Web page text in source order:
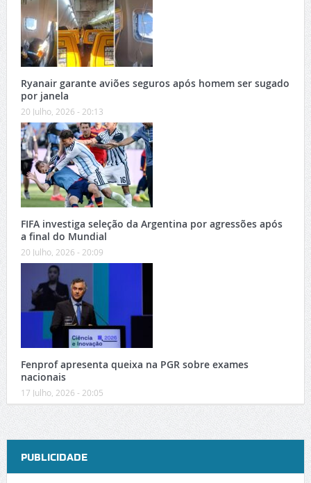
Ryanair garante aviões seguros após homem ser sugado
por janela
20 Julho, 2026 - 20:13
FIFA investiga seleção da Argentina por agressões após
a final do Mundial
20 Julho, 2026 - 20:09
Fenprof apresenta queixa na PGR sobre exames
nacionais
17 Julho, 2026 - 20:05
PUBLICIDADE